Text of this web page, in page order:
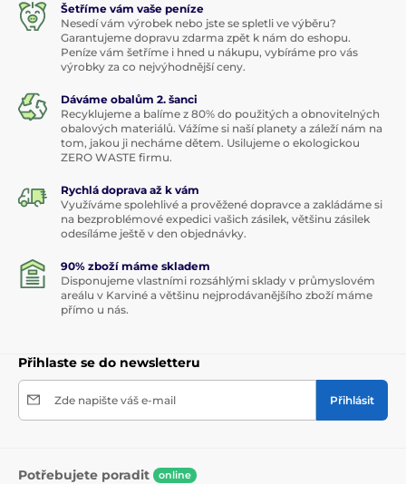
Šetříme vám vaše peníze
Nesedí vám výrobek nebo jste se spletli ve výběru?
Garantujeme dopravu zdarma zpět k nám do eshopu.
Peníze vám šetříme i hned u nákupu, vybíráme pro vás
výrobky za co nejvýhodnější ceny.
Dáváme obalům 2. šanci
Recyklujeme a balíme z 80% do použitých a obnovitelných
obalových materiálů. Vážíme si naší planety a záleží nám na
tom, jakou ji necháme dětem. Usilujeme o ekologickou
ZERO WASTE firmu.
Rychlá doprava až k vám
Využíváme spolehlivé a prověžené dopravce a zakládáme si
na bezproblémové expedici vašich zásilek, většinu zásilek
odesíláme ještě v den objednávky.
90% zboží máme skladem
Disponujeme vlastními rozsáhlými sklady v průmyslovém
areálu v Karviné a většinu nejprodávanějšího zboží máme
přímo u nás.
Přihlaste se do newsletteru
Zde napište váš e-mail Přihlásit
Potřebujete poradit online